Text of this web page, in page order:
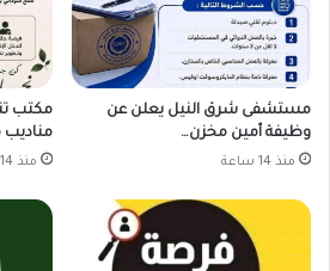
مستشفى شرق النيل يعلن عن
وظيفة أمين مخزن…
منذ 14 ساعة
مكتب
منذ 14 ساعة